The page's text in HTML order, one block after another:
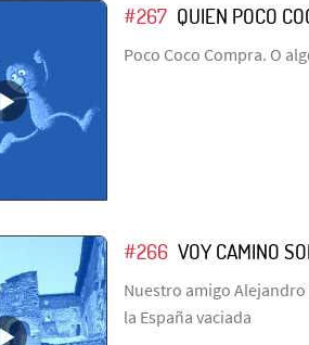
#267 QUIEN POCO
Poco Coco Compra. O
#266 VOY CAMINO
Nuestro amigo
la España vaciada